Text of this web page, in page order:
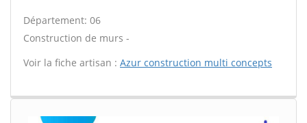
Département: 06
Construction de murs -
Voir la fiche artisan : Azur construction multi concepts